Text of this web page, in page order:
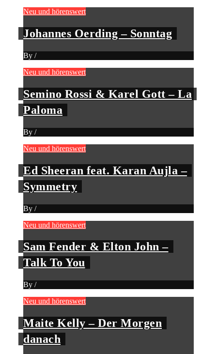
Neu und hörenswert
Johannes Oerding – Sonntag
By /
Neu und hörenswert
Semino Rossi & Karel Gott – La
Paloma
By /
Neu und hörenswert
Ed Sheeran feat. Karan Aujla –
Symmetry
By /
Neu und hörenswert
Sam Fender & Elton John –
Talk To You
By /
Neu und hörenswert
Maite Kelly – Der Morgen
danach